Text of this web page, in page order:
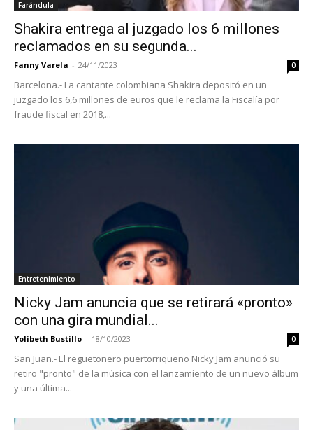
Farándula
Shakira entrega al juzgado los 6 millones
reclamados en su segunda...
Fanny Varela - 24/11/2023 0
Barcelona.- La cantante colombiana Shakira depositó en un
juzgado los 6,6 millones de euros que le reclama la Fiscalía por
fraude fiscal en 2018,...
Entretenimiento
Nicky Jam anuncia que se retirará «pronto»
con una gira mundial...
Yolibeth Bustillo - 18/10/2023 0
San Juan.- El reguetonero puertorriqueño Nicky Jam anunció su
retiro "pronto" de la música con el lanzamiento de un nuevo álbum
y una última...